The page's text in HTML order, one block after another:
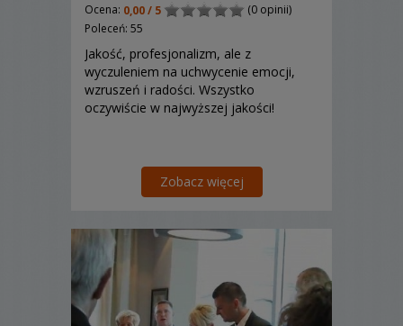
Ocena: 0,00 / 5
(0 opinii)
Poleceń: 55
Jakość, profesjonalizm, ale z
wyczuleniem na uchwycenie emocji,
wzruszeń i radości. Wszystko
oczywiście w najwyższej jakości!
Zobacz więcej